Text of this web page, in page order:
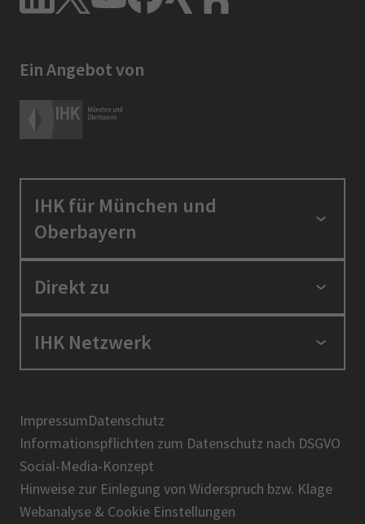
Ein Angebot von
IHK für München und
Oberbayern
Standortpolitik
Berufszugang
Über uns
Direkt zu
Positionen
Presse
IHK-Magazin
IHK Netzwerk
BIHK
DIHK
AHK
IHK-Standortportal Bayern
ImpressumDatenschutz
Informationspflichten zum Datenschutz nach DSGVO
Social-Media-Konzept
Hinweise zur Einlegung von Widerspruch bzw. Klage
Webanalyse & Cookie Einstellungen